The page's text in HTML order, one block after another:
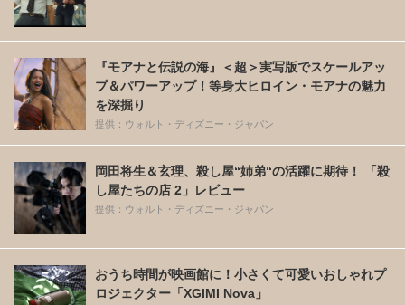
『モアナと伝説の海』＜超＞実写版でスケールアッ
プ＆パワーアップ！等身大ヒロイン・モアナの魅力
を深掘り
提供：ウォルト・ディズニー・ジャパン
岡田将生＆玄理、殺し屋“姉弟“の活躍に期待！ 「殺
し屋たちの店 2」レビュー
提供：ウォルト・ディズニー・ジャパン
おうち時間が映画館に！小さくて可愛いおしゃれプ
ロジェクター「XGIMI Nova」